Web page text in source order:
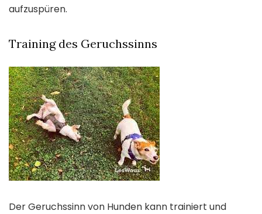
aufzuspüren.
Training des Geruchssinns
Der Geruchssinn von Hunden kann trainiert und